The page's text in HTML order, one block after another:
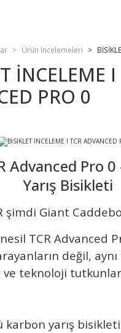
Ürün İncelemeleri
İNCELEME I
PRO 0
Advanced Pro
Yarış Bisikleti
şimdi Giant
TCR Advanced
değil,
teknoloji
karbon yarış